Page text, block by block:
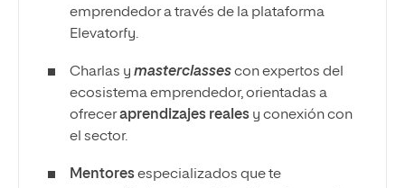
emprendedor a través de la plataforma
Elevatorfy.
Charlas y masterclassescon expertos del
ecosistema emprendedor, orientadas a
ofreceraprendizajes reales y conexión con
el sector.
Mentoresespecializados que te